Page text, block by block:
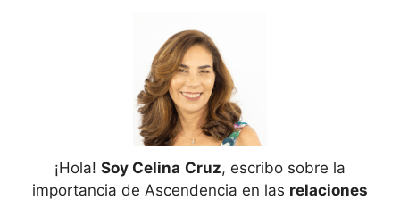
¡Hola! Soy Celina Cruz, escribo sobre la
importancia de Ascendencia en las relaciones